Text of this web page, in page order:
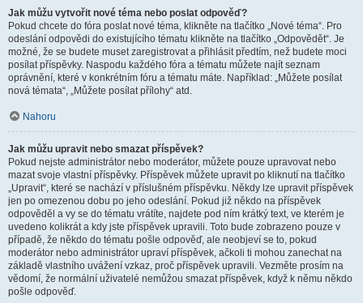
Jak můžu vytvořit nové téma nebo poslat odpověď?
Pokud chcete do fóra poslat nové téma, klikněte na tlačítko „Nové téma“. Pro
odeslání odpovědi do existujícího tématu klikněte na tlačítko „Odpovědět“. Je
možné, že se budete muset zaregistrovat a přihlásit předtím, než budete moci
posílat příspěvky. Naspodu každého fóra a tématu můžete najít seznam
oprávnění, které v konkrétním fóru a tématu máte. Například: „Můžete posílat
nová témata“, „Můžete posílat přílohy“ atd.
Nahoru
Jak můžu upravit nebo smazat příspěvek?
Pokud nejste administrátor nebo moderátor, můžete pouze upravovat nebo
mazat svoje vlastní příspěvky. Příspěvek můžete upravit po kliknutí na tlačítko
„Upravit“, které se nachází v příslušném příspěvku. Někdy lze upravit příspěvek
jen po omezenou dobu po jeho odeslání. Pokud již někdo na příspěvek
odpověděl a vy se do tématu vrátíte, najdete pod ním krátký text, ve kterém je
uvedeno kolikrát a kdy jste příspěvek upravili. Toto bude zobrazeno pouze v
případě, že někdo do tématu pošle odpověď, ale neobjeví se to, pokud
moderátor nebo administrátor upraví příspěvek, ačkoli ti mohou zanechat na
základě vlastního uvážení vzkaz, proč příspěvek upravili. Vezměte prosím na
vědomí, že normální uživatelé nemůžou smazat příspěvek, když k němu někdo
pošle odpověď.